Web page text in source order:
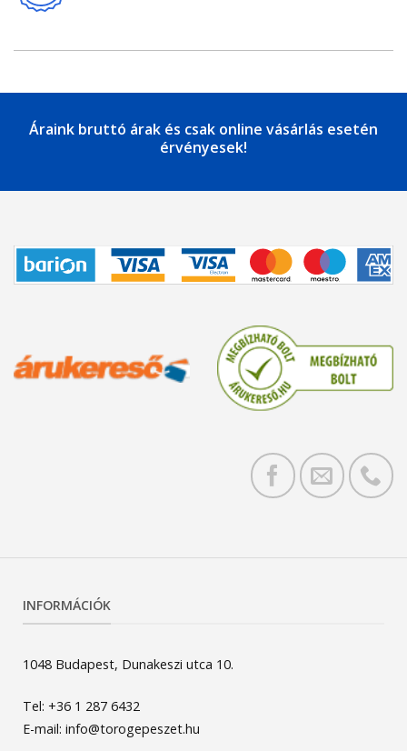
Áraink bruttó árak és csak online vásárlás esetén
érvényesek!
INFORMÁCIÓK
1048 Budapest, Dunakeszi utca 10.
Tel: +36 1 287 6432
E-mail: info@torogepeszet.hu